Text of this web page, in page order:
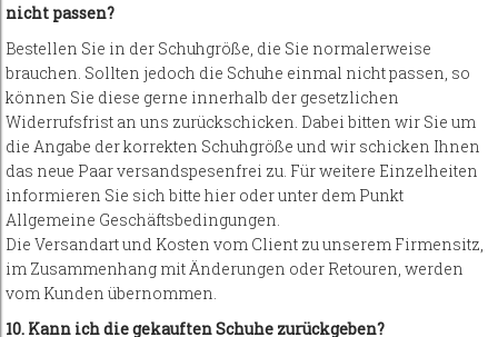
nicht passen?
Bestellen Sie in der Schuhgröße, die Sie normalerweise
brauchen. Sollten jedoch die Schuhe einmal nicht passen, so
können Sie diese gerne innerhalb der gesetzlichen
Widerrufsfrist an uns zurückschicken. Dabei bitten wir Sie um
die Angabe der korrekten Schuhgröße und wir schicken Ihnen
das neue Paar versandspesenfrei zu. Für weitere Einzelheiten
informieren Sie sich bitte hier oder unter dem Punkt
Allgemeine Geschäftsbedingungen.
Die Versandart und Kosten vom Client zu unserem Firmensitz,
im Zusammenhang mit Änderungen oder Retouren, werden
vom Kunden übernommen.
10. Kann ich die gekauften Schuhe zurückgeben?